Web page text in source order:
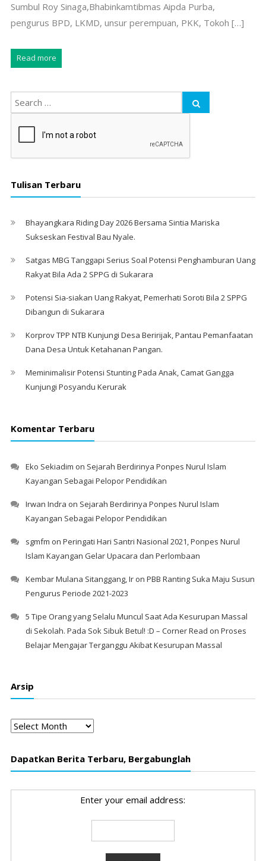
Sumbul Roy Sinaga,Bhabinkamtibmas Aipda Purba,
pengurus BPD, LKMD, unsur perempuan, PKK, Tokoh […]
Read more
Tulisan Terbaru
Bhayangkara Riding Day 2026 Bersama Sintia Mariska
Sukseskan Festival Bau Nyale. ‎
Satgas MBG Tanggapi Serius Soal Potensi Penghamburan Uang
Rakyat Bila Ada 2 SPPG di Sukarara
Potensi Sia-siakan Uang Rakyat, Pemerhati Soroti Bila 2 SPPG
Dibangun di Sukarara
Korprov TPP NTB Kunjungi Desa Beririjak, Pantau Pemanfaatan
Dana Desa Untuk Ketahanan Pangan.
Meminimalisir Potensi Stunting Pada Anak, Camat Gangga
Kunjungi Posyandu Kerurak
Komentar Terbaru
Eko Sekiadim on Sejarah Berdirinya Ponpes Nurul Islam
Kayangan Sebagai Pelopor Pendidikan
Irwan Indra on Sejarah Berdirinya Ponpes Nurul Islam
Kayangan Sebagai Pelopor Pendidikan
sgmfm on Peringati Hari Santri Nasional 2021, Ponpes Nurul
Islam Kayangan Gelar Upacara dan Perlombaan
Kembar Mulana Sitanggang, Iron PBB Ranting Suka Maju Susun
Pengurus Periode 2021-2023
5 Tipe Orang yang Selalu Muncul Saat Ada Kesurupan Massal
di Sekolah. Pada Sok Sibuk Betul! :D – Corner Read on Proses
Belajar Mengajar Terganggu Akibat Kesurupan Massal
Arsip
Arsip
Dapatkan Berita Terbaru, Bergabunglah
Enter your email address: